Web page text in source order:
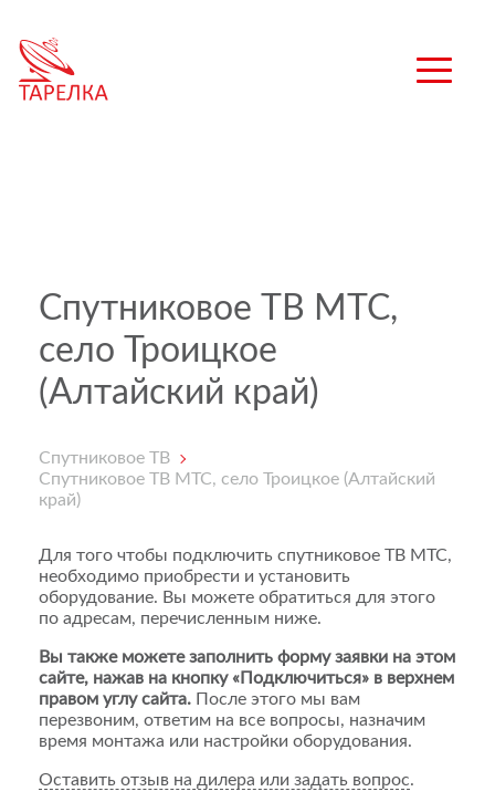
Спутниковое ТВ МТС,
село Троицкое
(Алтайский край)
Спутниковое ТВ
Спутниковое ТВ МТС, село Троицкое (Алтайский
край)
Для того чтобы подключить спутниковое ТВ МТС,
необходимо приобрести и установить
оборудование. Вы можете обратиться для этого
по адресам, перечисленным ниже.
Вы также можете заполнить форму заявки на этом
сайте, нажав на кнопку «Подключиться» в верхнем
правом углу сайта. После этого мы вам
перезвоним, ответим на все вопросы, назначим
время монтажа или настройки оборудования.
Оставить отзыв на дилера или задать вопрос.